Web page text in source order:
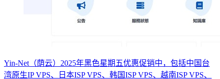
Yin-Net（荫云）2025年黑色星期五优惠促销中，包括中国台
湾原生IP VPS、日本ISP VPS、韩国ISP VPS、越南ISP VPS、